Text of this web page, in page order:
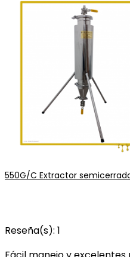
550G/C Extractor
Reseña(s): 1